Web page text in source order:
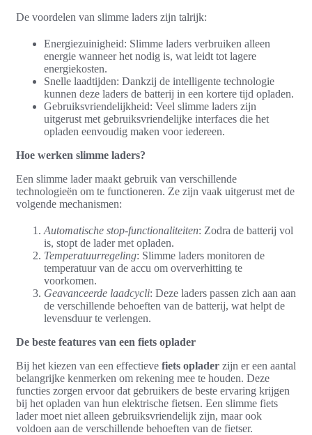
De voordelen van slimme laders zijn talrijk:
Energiezuinigheid: Slimme laders verbruiken alleen
energie wanneer het nodig is, wat leidt tot lagere
energiekosten.
Snelle laadtijden: Dankzij de intelligente technologie
kunnen deze laders de batterij in een kortere tijd opladen.
Gebruiksvriendelijkheid: Veel slimme laders zijn
uitgerust met gebruiksvriendelijke interfaces die het
opladen eenvoudig maken voor iedereen.
Hoe werken slimme laders?
Een slimme lader maakt gebruik van verschillende
technologieën om te functioneren. Ze zijn vaak uitgerust met de
volgende mechanismen:
Automatische stop-functionaliteiten: Zodra de batterij vol
is, stopt de lader met opladen.
Temperatuurregeling: Slimme laders monitoren de
temperatuur van de accu om oververhitting te
voorkomen.
Geavanceerde laadcycli: Deze laders passen zich aan aan
de verschillende behoeften van de batterij, wat helpt de
levensduur te verlengen.
De beste features van een fiets oplader
Bij het kiezen van een effectieve fiets oplader zijn er een aantal
belangrijke kenmerken om rekening mee te houden. Deze
functies zorgen ervoor dat gebruikers de beste ervaring krijgen
bij het opladen van hun elektrische fietsen. Een slimme fiets
lader moet niet alleen gebruiksvriendelijk zijn, maar ook
voldoen aan de verschillende behoeften van de fietser.